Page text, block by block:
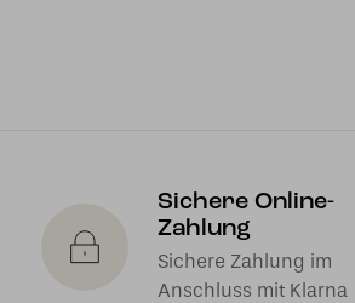
Sichere Online-
Zahlung
Sichere Zahlung im
Anschluss mit Klarna